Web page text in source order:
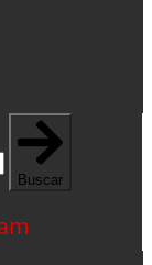
Buscar